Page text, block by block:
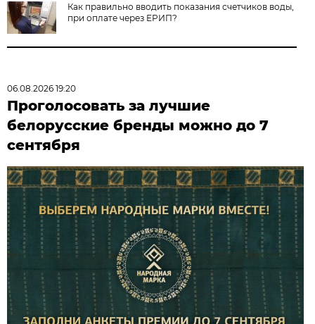
Как правильно вводить показания счетчиков воды,
при оплате через ЕРИП?
06.08.2026 19:20
Проголосовать за лучшие
белорусские бренды можно до 7
сентября